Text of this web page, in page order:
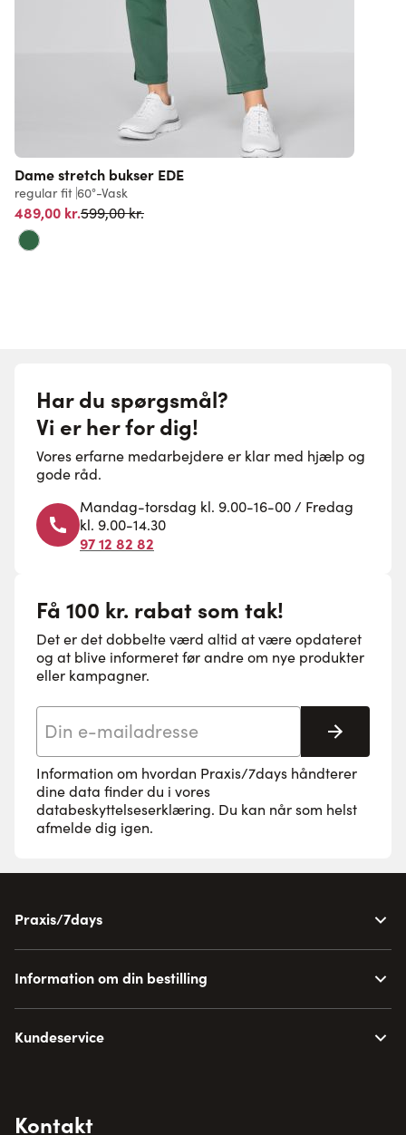
Dame stretch bukser EDE
regular fit 60°-Vask
489,00 kr.Normalpris
599,00 kr.
Har du spørgsmål?
Vi er her for dig!
Vores erfarne medarbejdere er klar med hjælp og
gode råd.
Mandag-torsdag kl. 9.00-16-00 / Fredag
kl. 9.00-14.30
97 12 82 82
Få 100 kr. rabat som tak!
Det er det dobbelte værd altid at være opdateret
og at blive informeret før andre om nye produkter
eller kampagner.
Tilmeld
Information om hvordan Praxis/7days håndterer
dine data finder du i vores
databeskyttelseserklæring. Du kan når som helst
afmelde dig igen.
Praxis/7days
Information om din bestilling
Kundeservice
Kontakt